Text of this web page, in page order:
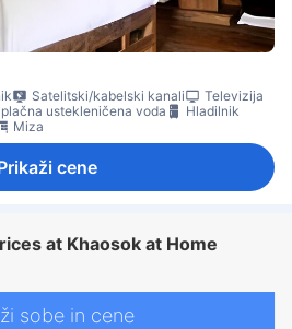
Satelitski/kabelski kanali
Televizija
ustekleničena voda
Hladilnik
Miza
cene
at Khaosok at Home
sobe in cene